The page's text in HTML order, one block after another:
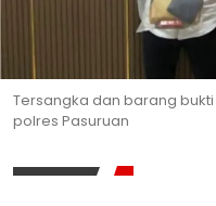
Tersangka dan barang
polres Pasuruan